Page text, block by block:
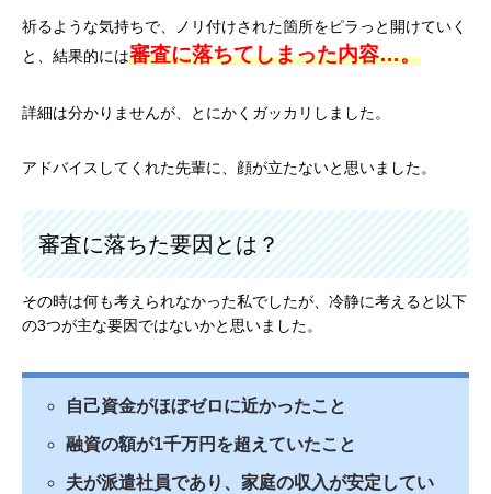
祈るような気持ちで、ノリ付けされた箇所をピラっと開けていく
と、結果的には審査に落ちてしまった内容…。
詳細は分かりませんが、とにかくガッカリしました。
アドバイスしてくれた先輩に、顔が立たないと思いました。
審査に落ちた要因とは？
その時は何も考えられなかった私でしたが、冷静に考えると以下
の3つが主な要因ではないかと思いました。
自己資金がほぼゼロに近かったこと
融資の額が1千万円を超えていたこと
夫が派遣社員であり、家庭の収入が安定してい